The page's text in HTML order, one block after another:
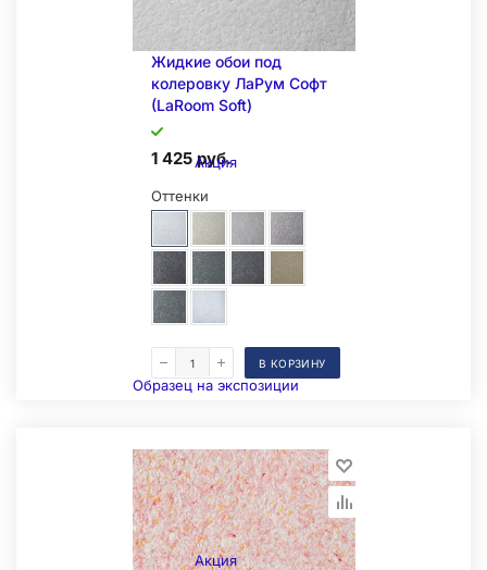
Акция
Образец на экспозиции
Жидкие обои под
колеровку ЛаРум Софт
(LaRoom Soft)
1 425 руб.
Оттенки
В КОРЗИНУ
Акция